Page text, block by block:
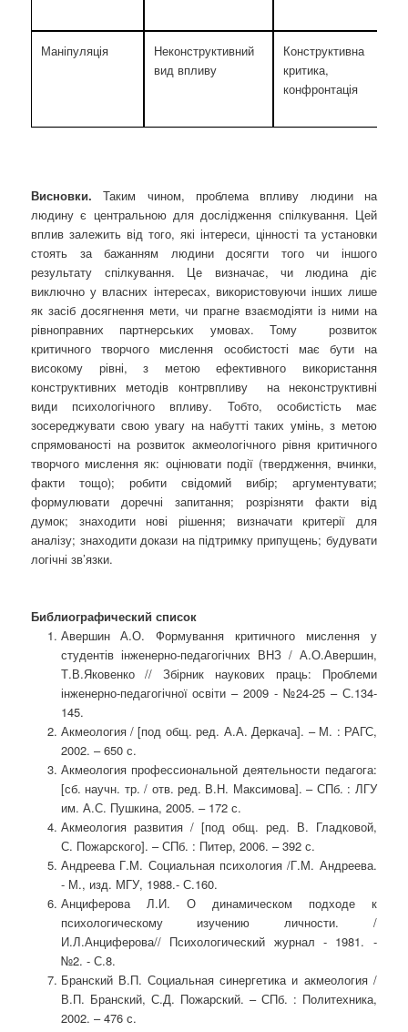
Маніпуляція
Неконструктивний
вид впливу
Конструктивна
критика,
конфронтація
Висновки.Таким чином, проблема впливу людини на
людину є центральною для дослідження спілкування. Цей
вплив залежить від того, які інтереси, цінності та установки
стоять за бажанням людини досягти того чи іншого
результату спілкування. Це визначає, чи людина діє
виключно у власних інтересах, використовуючи інших лише
як засіб досягнення мети, чи прагне взаємодіяти із ними на
рівноправних партнерських умовах. Тому розвиток
критичного творчого мислення особистості має бути на
високому рівні, з метою ефективного використання
конструктивних методів контрвпливу на неконструктивні
види психологічного впливу. Тобто, особистість має
зосереджувати свою увагу на набутті таких умінь, з метою
спрямованості на розвиток акмеологічного рівня критичного
творчого мислення як: оцінювати події (твердження, вчинки,
факти тощо); робити свідомий вибір; аргументувати;
формулювати доречні запитання; розрізняти факти від
думок; знаходити нові рішення; визначати критерії для
аналізу; знаходити докази на підтримку припущень; будувати
логічні зв’язки.
Библиографический список
Авершин А.О. Формування критичного мислення у
студентів інженерно-педагогічних ВНЗ / А.О.Авершин,
Т.В.Яковенко // Збірник наукових праць: Проблеми
інженерно-педагогічної освіти – 2009 - №24-25 – С.134-
145.
Акмеология / [под общ. ред. А.А. Деркача]. – М. : РАГС,
2002. – 650 с.
Акмеология профессиональной деятельности педагога:
[сб. научн. тр. / отв. ред. В.Н. Максимова]. – СПб. : ЛГУ
им. А.С. Пушкина, 2005. – 172 с.
Акмеология развития / [под общ. ред. В. Гладковой,
С. Пожарского]. – СПб. : Питер, 2006. – 392 с.
Андреева Г.М. Социальная психология /Г.М. Андреева.
- М., изд. МГУ, 1988.- С.160.
Анциферова Л.И. О динамическом подходе к
психологическому изучению личности. /
И.Л.Анциферова// Психологический журнал - 1981. -
№2. - С.8.
Бранский В.П. Социальная синергетика и акмеология /
В.П. Бранский, С.Д. Пожарский. – СПб. : Политехника,
2002. – 476 с.